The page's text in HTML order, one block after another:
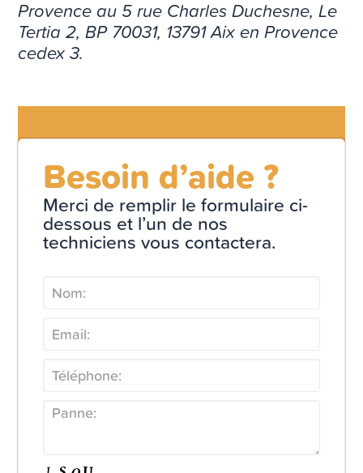
Provence au 5 rue Charles Duchesne, Le
Tertia 2, BP 70031, 13791 Aix en Provence
cedex 3.
Besoin d’aide ?
Merci de remplir le formulaire ci-
dessous et l’un de nos
techniciens vous contactera.